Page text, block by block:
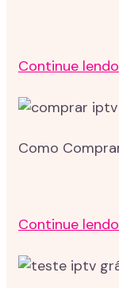
Continue lendo
Como
Continue lendo